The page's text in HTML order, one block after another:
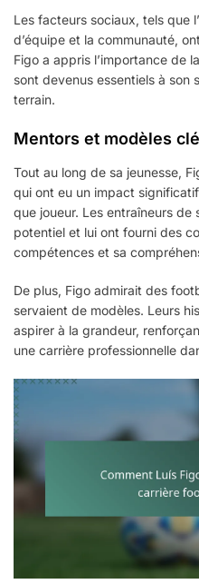
Les facteurs sociaux, tels que
d’équipe et la communauté,
Figo a appris l’importance de
sont devenus essentiels à son
terrain.
Mentors et modèles
Tout au long de sa jeunesse,
qui ont eu un impact
que joueur. Les entraîneurs
potentiel et lui ont fourni des
compétences et sa
De plus, Figo admirait des
servaient de modèles. Leurs
aspirer à la grandeur,
une carrière professionnelle